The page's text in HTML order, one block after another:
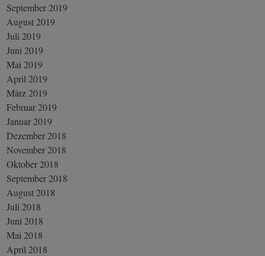
September 2019
August 2019
Juli 2019
Juni 2019
Mai 2019
April 2019
März 2019
Februar 2019
Januar 2019
Dezember 2018
November 2018
Oktober 2018
September 2018
August 2018
Juli 2018
Juni 2018
Mai 2018
April 2018